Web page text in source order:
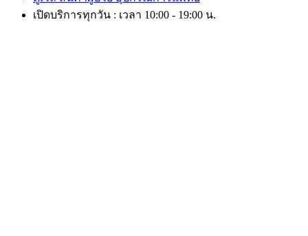
เปิดบริการทุกวัน : เวลา 10:00 - 19:00 น.